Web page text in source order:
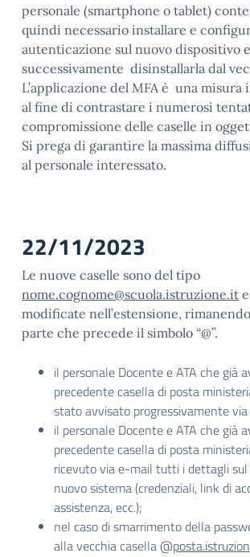
personale (smartphone o tablet)
quindi necessario installare e
autenticazione sul nuovo dispositivo
successivamente disinstallarla dal
L’applicazione del MFA è una misura
al fine di contrastare i numerosi
compromissione delle caselle in
Si prega di garantire la massima
al personale interessato.
22/11/2023
Le nuove caselle sono del tipo
nome.cognome@scuola.istruzione.it
modificate nell’estensione,
parte che precede il simbolo “@”.
il personale Docente e ATA che già
precedente casella di posta
stato avvisato progressivamente
il personale Docente e ATA che già
precedente casella di posta
ricevuto via e-mail tutti i dettagli sul
nuovo sistema (credenziali, link di
assistenza, ecc.);
nel caso di smarrimento della
alla vecchia casella @